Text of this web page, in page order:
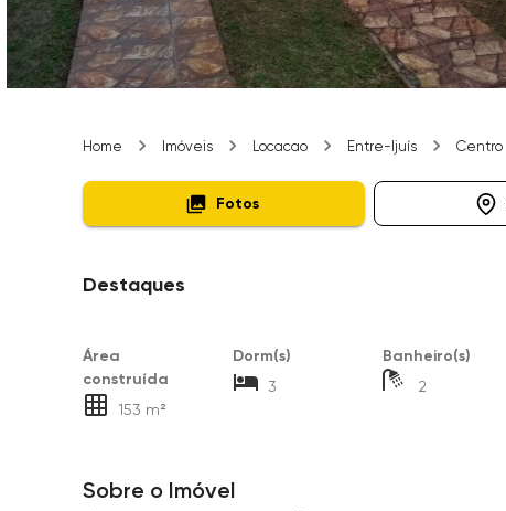
Home Imóveis Locacao Entre-Ijuís Centro
Fotos
Destaques
Área
construída
153 m²
Dorm(s)
3
Banheiro(s)
2
Sobre o Imóvel